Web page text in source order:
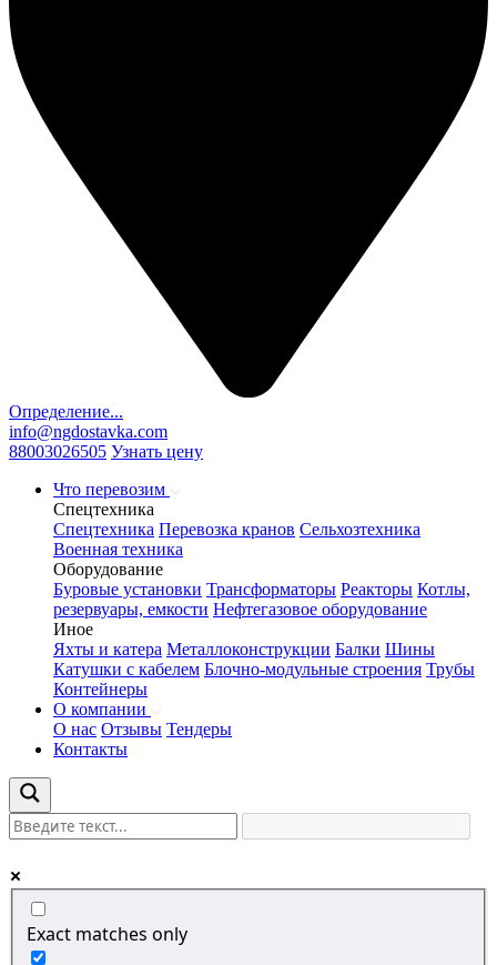
Определение...
info@ngdostavka.com
88003026505 Узнать цену
Что перевозим
Спецтехника
Спецтехника Перевозка кранов Сельхозтехника
Военная техника
Оборудование
Буровые установки Трансформаторы Реакторы Котлы,
резервуары, емкости Нефтегазовое оборудование
Иное
Яхты и катера Металлоконструкции Балки Шины
Катушки с кабелем Блочно-модульные строения Трубы
Контейнеры
О компании
О нас Отзывы Тендеры
Контакты
Exact matches only